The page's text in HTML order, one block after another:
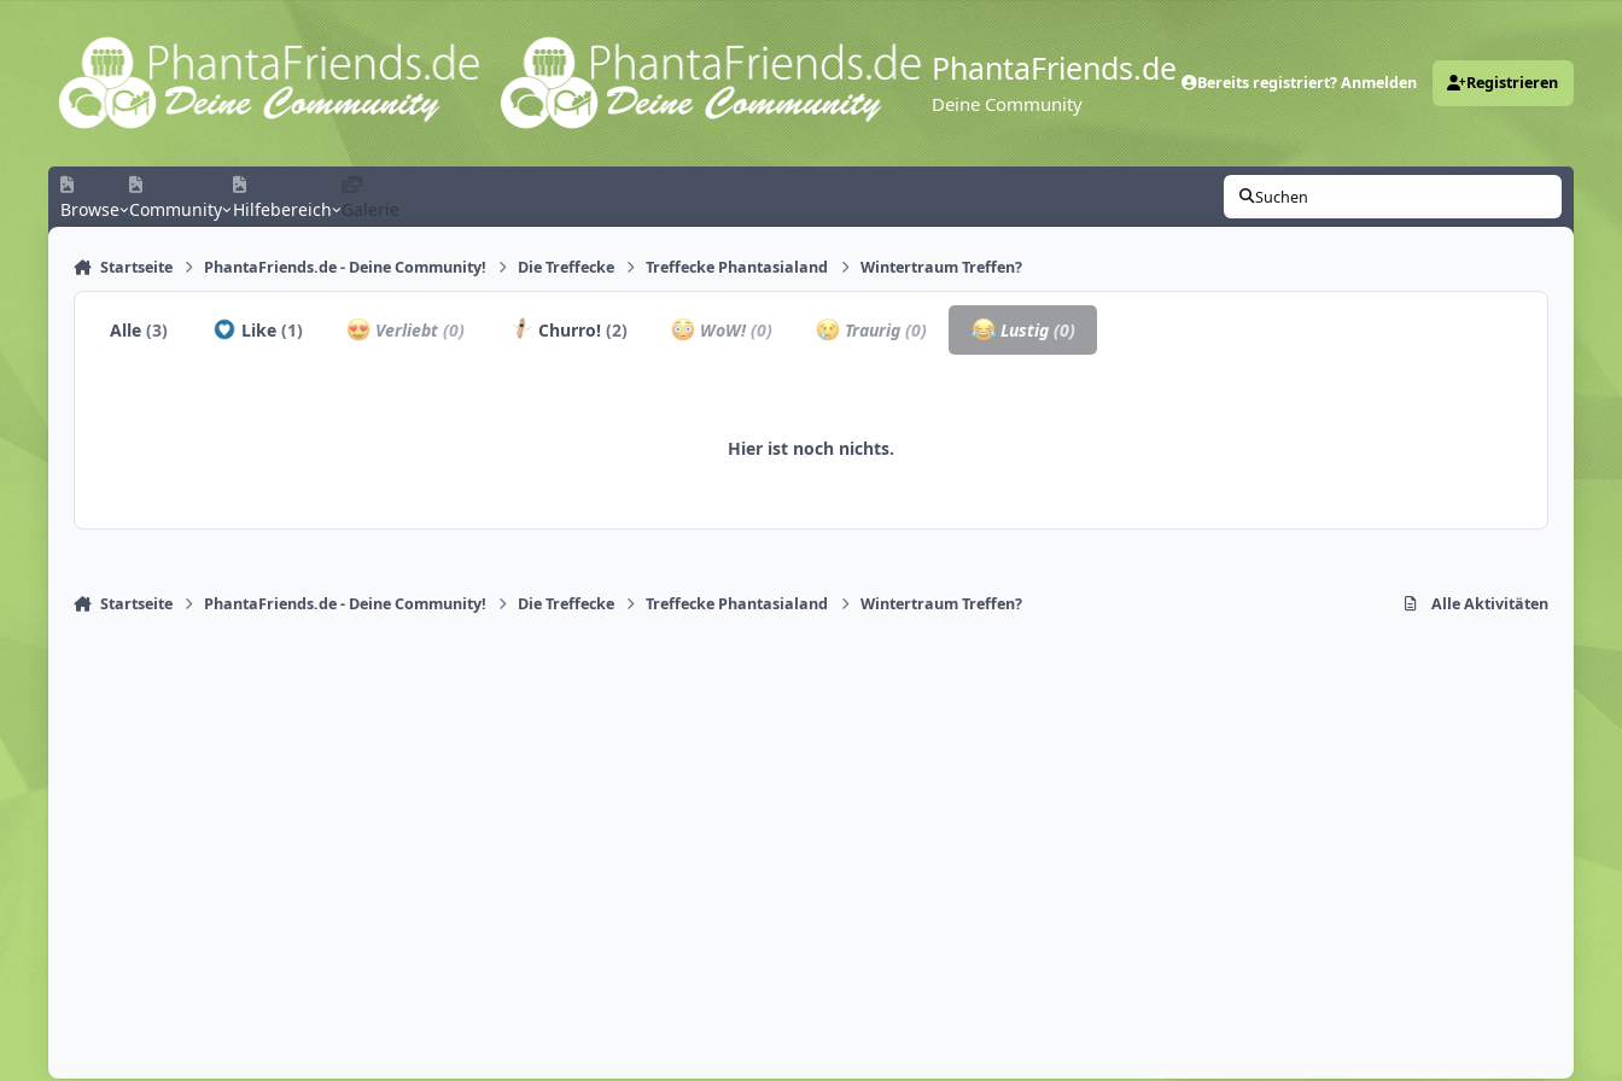
Zum Inhalt springen
PhantaFriends.de
Deine Community
Bereits registriert? Anmelden Registrieren
Browse Community Hilfebereich Galerie
Suchen
Startseite PhantaFriends.de - Deine Community! Die Treffecke Treffecke Phantasialand Wintertraum Treffen?
Alle(3) Like (1) Verliebt(0) Churro! (2) WoW!(0) Traurig(0) Lustig (0)
Hier ist noch nichts.
Startseite PhantaFriends.de - Deine Community! Die Treffecke Treffecke Phantasialand Wintertraum Treffen? Alle Aktivitäten